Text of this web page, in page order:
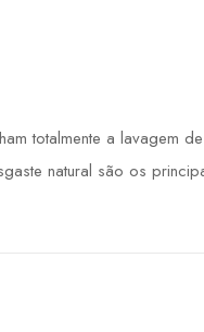
totalmente a lavagem
natural são os